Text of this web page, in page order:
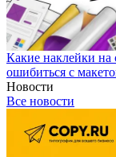
Какие наклейки на
ошибиться с
Новости
Все новости